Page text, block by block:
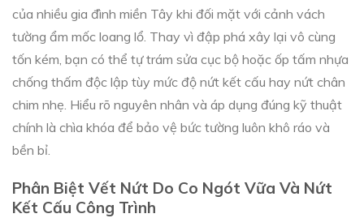
của nhiều gia đình miền Tây khi đối mặt với cảnh vách
tường ẩm mốc loang lổ. Thay vì đập phá xây lại vô cùng
tốn kém, bạn có thể tự trám sửa cục bộ hoặc ốp tấm nhựa
chống thấm độc lập tùy mức độ nứt kết cấu hay nứt chân
chim nhẹ. Hiểu rõ nguyên nhân và áp dụng đúng kỹ thuật
chính là chìa khóa để bảo vệ bức tường luôn khô ráo và
bền bỉ.
Phân Biệt Vết Nứt Do Co Ngót Vữa Và Nứt
Kết Cấu Công Trình